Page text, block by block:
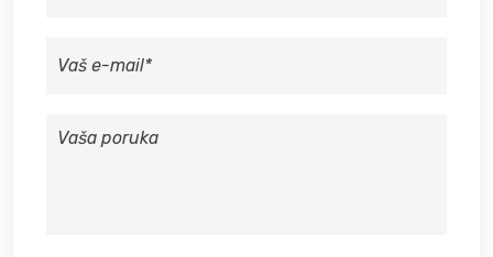
E-
PORUKA